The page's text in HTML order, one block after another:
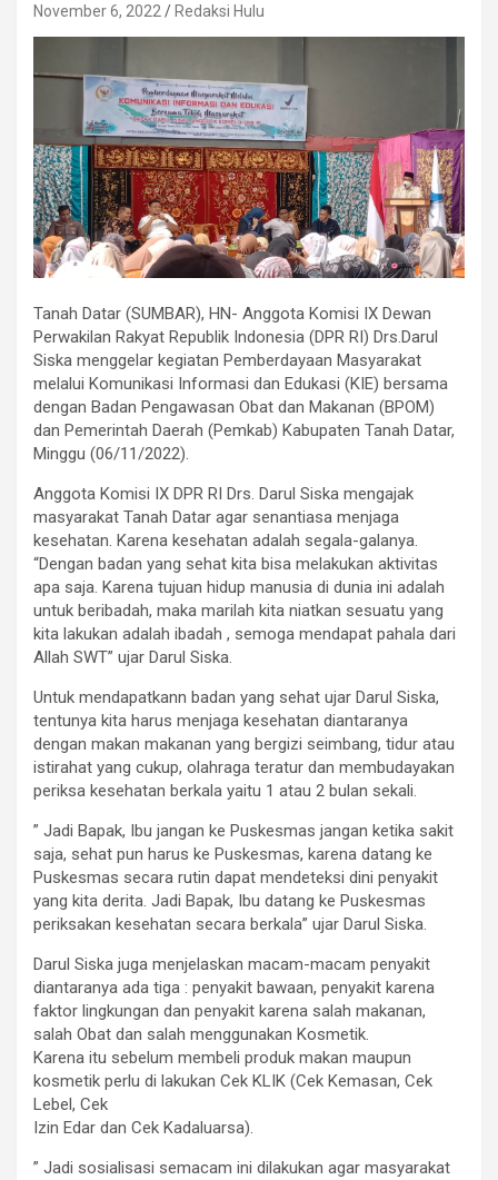
November 6, 2022 Redaksi Hulu
Tanah Datar (SUMBAR), HN- Anggota Komisi IX Dewan
Perwakilan Rakyat Republik Indonesia (DPR RI) Drs.Darul
Siska menggelar kegiatan Pemberdayaan Masyarakat
melalui Komunikasi Informasi dan Edukasi (KIE) bersama
dengan Badan Pengawasan Obat dan Makanan (BPOM)
dan Pemerintah Daerah (Pemkab) Kabupaten Tanah Datar,
Minggu (06/11/2022).
Anggota Komisi IX DPR RI Drs. Darul Siska mengajak
masyarakat Tanah Datar agar senantiasa menjaga
kesehatan. Karena kesehatan adalah segala-galanya.
“Dengan badan yang sehat kita bisa melakukan aktivitas
apa saja. Karena tujuan hidup manusia di dunia ini adalah
untuk beribadah, maka marilah kita niatkan sesuatu yang
kita lakukan adalah ibadah , semoga mendapat pahala dari
Allah SWT” ujar Darul Siska.
Untuk mendapatkann badan yang sehat ujar Darul Siska,
tentunya kita harus menjaga kesehatan diantaranya
dengan makan makanan yang bergizi seimbang, tidur atau
istirahat yang cukup, olahraga teratur dan membudayakan
periksa kesehatan berkala yaitu 1 atau 2 bulan sekali.
” Jadi Bapak, Ibu jangan ke Puskesmas jangan ketika sakit
saja, sehat pun harus ke Puskesmas, karena datang ke
Puskesmas secara rutin dapat mendeteksi dini penyakit
yang kita derita. Jadi Bapak, Ibu datang ke Puskesmas
periksakan kesehatan secara berkala” ujar Darul Siska.
Darul Siska juga menjelaskan macam-macam penyakit
diantaranya ada tiga : penyakit bawaan, penyakit karena
faktor lingkungan dan penyakit karena salah makanan,
salah Obat dan salah menggunakan Kosmetik.
Karena itu sebelum membeli produk makan maupun
kosmetik perlu di lakukan Cek KLIK (Cek Kemasan, Cek
Lebel, Cek
Izin Edar dan Cek Kadaluarsa).
” Jadi sosialisasi semacam ini dilakukan agar masyarakat